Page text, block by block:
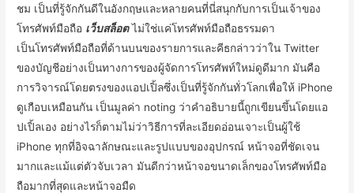
ชม เป็นที่รู้จักกันดีในอังกฤษและหลายคนที่นี่สนุกกับการเป็นเจ้าของ
โทรศัพท์มือถือ เว็บสล็อตไม่ใช่แค่โทรศัพท์มือถือธรรมดา
เป็นโทรศัพท์มือถือที่ด้านบนของรายการและคีธกล่าวว่าใน Twitter
ของบัญชีอย่างเป็นทางการของผู้จัดการโทรศัพท์ใหม่ดูดีมาก มันคือ
การวิจารณ์โดยตรงของแอปเปิ้ลซึ่งเป็นที่รู้จักกันทั่วโลกเพื่อให้ iPhone
ดูเกือบเหมือนกัน เป็นมูลค่า noting ว่าคำอธิบายนี้ถูกเขียนขึ้นโดยแอ
ปเปิ้ลเอง อย่างไรก็ตามไม่ว่าวิธีการที่ละเอียดอ่อนเจาะเป็นผู้ใช้
iPhone ทุกที่อิจฉาลักษณะและรูปแบบของอุปกรณ์ หน้าจอที่ชัดเจน
มากและแม้แต่ตัวจับเวลา มันดีกว่าหน้าจอขนาดเล็กของโทรศัพท์มือ
ถือมากที่สุดและหน้าจอมืด